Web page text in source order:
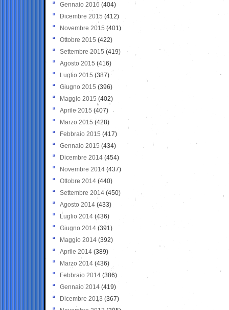
Gennaio 2016 (404)
Dicembre 2015 (412)
Novembre 2015 (401)
Ottobre 2015 (422)
Settembre 2015 (419)
Agosto 2015 (416)
Luglio 2015 (387)
Giugno 2015 (396)
Maggio 2015 (402)
Aprile 2015 (407)
Marzo 2015 (428)
Febbraio 2015 (417)
Gennaio 2015 (434)
Dicembre 2014 (454)
Novembre 2014 (437)
Ottobre 2014 (440)
Settembre 2014 (450)
Agosto 2014 (433)
Luglio 2014 (436)
Giugno 2014 (391)
Maggio 2014 (392)
Aprile 2014 (389)
Marzo 2014 (436)
Febbraio 2014 (386)
Gennaio 2014 (419)
Dicembre 2013 (367)